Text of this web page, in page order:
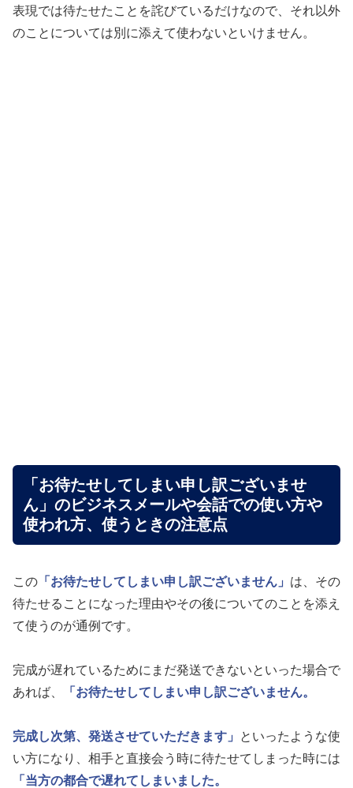
表現では待たせたことを詫びているだけなので、それ以外
のことについては別に添えて使わないといけません。
「お待たせしてしまい申し訳ございませ
ん」のビジネスメールや会話での使い方や
使われ方、使うときの注意点
この 「お待たせしてしまい申し訳ございません」 は、その
待たせることになった理由やその後についてのことを添え
て使うのが通例です。
完成が遅れているためにまだ発送できないといった場合で
あれば、
「お待たせしてしまい申し訳ございません。
完成し次第、発送させていただきます」
といったような使
い方になり、相手と直接会う時に待たせてしまった時には
「当方の都合で遅れてしまいました。